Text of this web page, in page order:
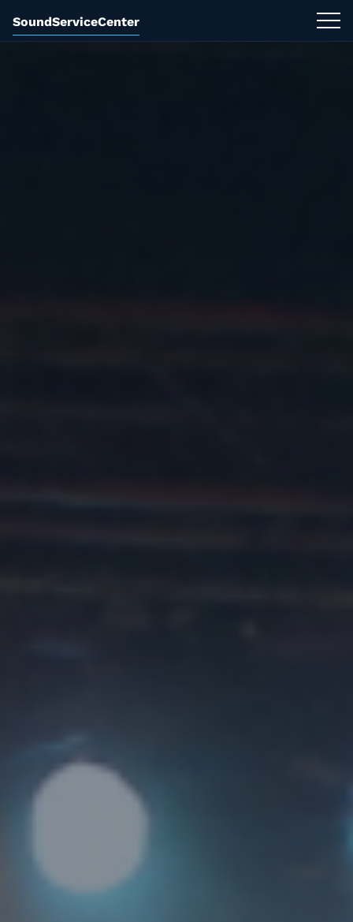
SoundServiceCenter